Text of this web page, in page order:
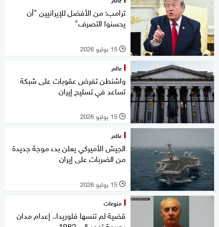
ترامب: من الأفضل للإيرانيين "أن
يحسنوا التصرف"
l 15 يوليو 2026
عالم
واشنطن تفرض عقوبات على شبكة
تساعد في تسليح إيران
l 15 يوليو 2026
عالم
الجيش الأميركي يعلن بدء موجة جديدة
من الضربات على إيران
l 15 يوليو 2026
منوعات
قضية لم تنسها فلوريدا.. إعدام مدان